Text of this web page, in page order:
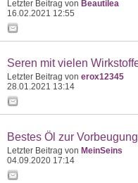
Letzter Beitrag von Beautilea
16.02.2021 12:55
Seren mit vielen
Letzter Beitrag von erox12345
28.01.2021 13:14
Bestes Öl zur
Letzter Beitrag von MeinSeins
04.09.2020 17:14